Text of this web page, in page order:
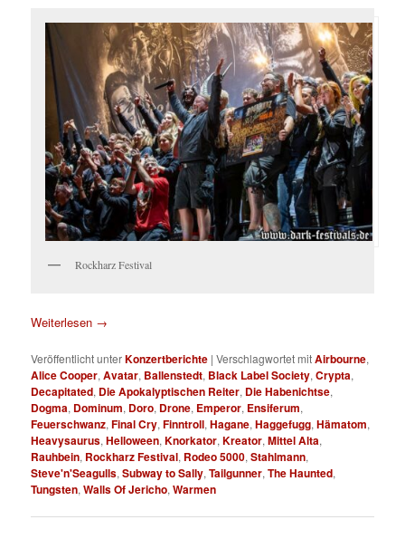
Rockharz Festival
Weiterlesen →
Veröffentlicht unterKonzertberichte |Verschlagwortet mitAirbourne,
Alice Cooper,Avatar, Ballenstedt, Black Label Society,Crypta,
Decapitated, Die Apokalyptischen Reiter, Die Habenichtse,
Dogma, Dominum, Doro, Drone, Emperor, Ensiferum,
Feuerschwanz,Final Cry,Finntroll,Hagane,Haggefugg,Hämatom,
Heavysaurus,Helloween,Knorkator,Kreator,Mittel Alta,
Rauhbein, Rockharz Festival, Rodeo 5000,Stahlmann,
Steve'n'Seagulls,Subway to Sally,Tailgunner,The Haunted,
Tungsten,Walls Of Jericho,Warmen